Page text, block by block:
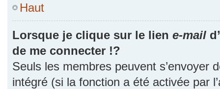
Haut
Lorsque je clique sur le lien e-mail
de me connecter !?
Seuls les membres peuvent s’envoyer
intégré (si la fonction a été activée par